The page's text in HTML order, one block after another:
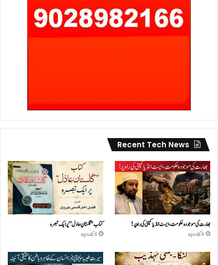
Recent Tech News
بھارت کی موجودہ حکومت،ایسٹ انڈیا کمپنی کی راہ پر!
8 گھنٹے ago
کتاب "گلستانِ عادل” پر ایک تبصرہ
8 گھنٹے ago